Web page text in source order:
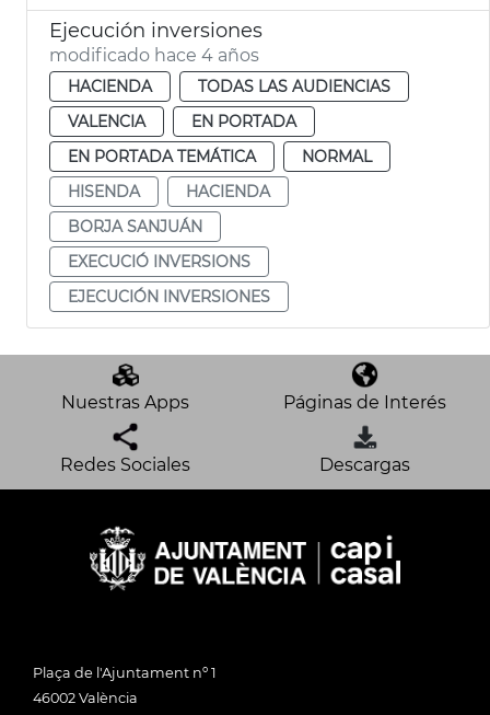
Ejecución inversiones
modificado hace 4 años
HACIENDA
TODAS LAS AUDIENCIAS
VALENCIA
EN PORTADA
EN PORTADA TEMÁTICA
NORMAL
HISENDA
HACIENDA
BORJA SANJUÁN
EXECUCIÓ INVERSIONS
EJECUCIÓN INVERSIONES
Nuestras Apps Páginas de Interés
Redes Sociales Descargas
Plaça de l'Ajuntament nº 1
46002 València